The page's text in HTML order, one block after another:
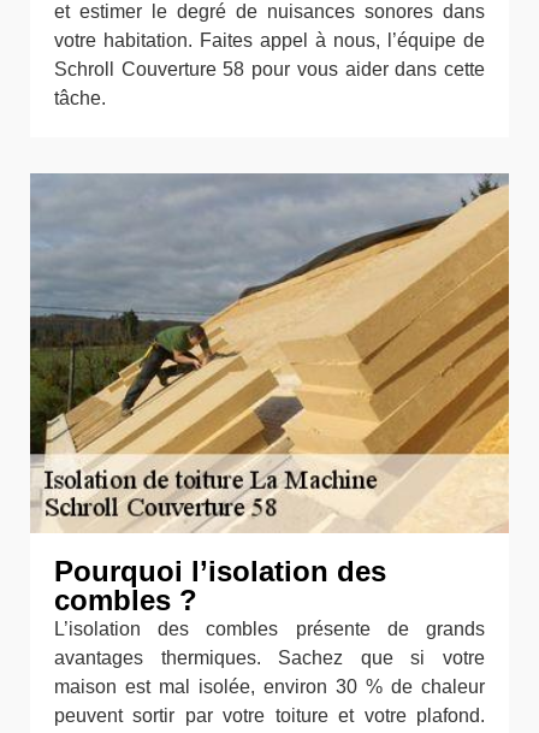
et estimer le degré de nuisances sonores dans
votre habitation. Faites appel à nous, l’équipe de
Schroll Couverture 58 pour vous aider dans cette
tâche.
Pourquoi l’isolation des
combles ?
L’isolation des combles présente de grands
avantages thermiques. Sachez que si votre
maison est mal isolée, environ 30 % de chaleur
peuvent sortir par votre toiture et votre plafond.